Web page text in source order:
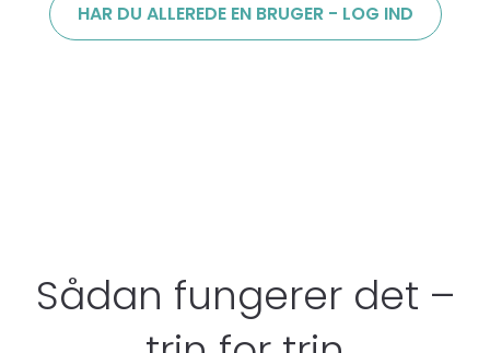
HAR DU ALLEREDE EN BRUGER - LOG IND
Sådan fungerer det –